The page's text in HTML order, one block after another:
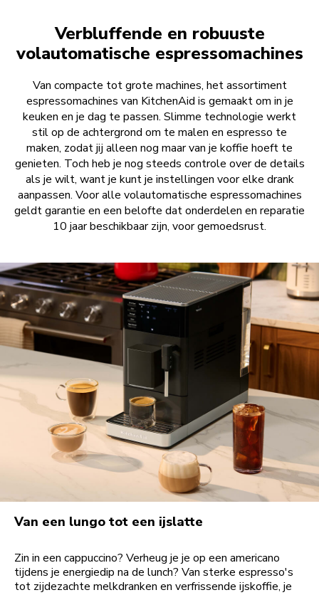
Verbluffende en robuuste
volautomatische espressomachines
Van compacte tot grote machines, het assortiment
espressomachines van KitchenAid is gemaakt om in je
keuken en je dag te passen. Slimme technologie werkt
stil op de achtergrond om te malen en espresso te
maken, zodat jij alleen nog maar van je koffie hoeft te
genieten. Toch heb je nog steeds controle over de details
als je wilt, want je kunt je instellingen voor elke drank
aanpassen. Voor alle volautomatische espressomachines
geldt garantie en een belofte dat onderdelen en reparatie
10 jaar beschikbaar zijn, voor gemoedsrust.
Van een lungo tot een ijslatte
Zin in een cappuccino? Verheug je je op een americano
tijdens je energiedip na de lunch? Van sterke espresso's
tot zijdezachte melkdranken en verfrissende ijskoffie, je